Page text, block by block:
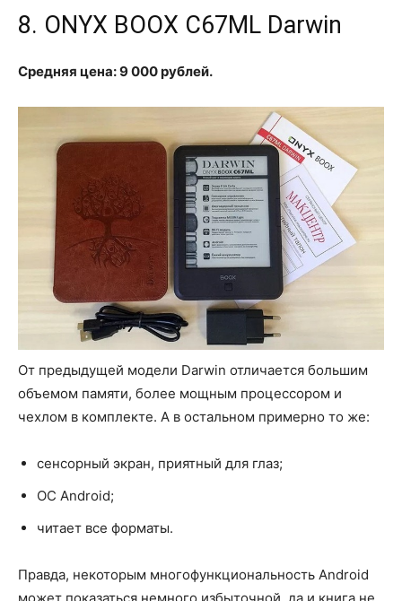
8. ONYX BOOX C67ML Darwin
Средняя цена: 9 000 рублей.
От предыдущей модели Darwin отличается большим
объемом памяти, более мощным процессором и
чехлом в комплекте. А в остальном примерно то же:
сенсорный экран, приятный для глаз;
ОС Android;
читает все форматы.
Правда, некоторым многофункциональность Android